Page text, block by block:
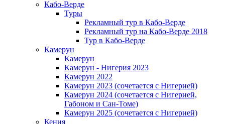
Кабо-Верде
Туры
Рекламный тур в Кабо-Верде
Рекламный тур на Кабо-Верде 2018
Тур в Кабо-Верде
Камерун
Камерун
Камерун - Нигерия 2023
Камерун 2022
Камерун 2023 (сочетается с Нигерией)
Камерун 2024 (сочетается с Нигерией,
Габоном и Сан-Томе)
Камерун 2025 (сочетается с Нигерией)
Кения